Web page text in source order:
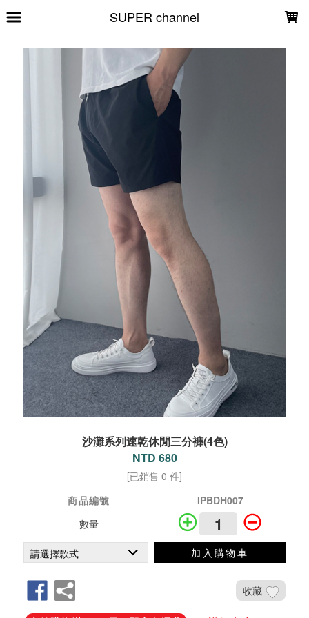
SUPER channel
沙灘系列速乾休閒三分褲(4色)
NTD 680
[已銷售 0 件]
商品編號
IPBDH007
數量
加入購物車
收藏